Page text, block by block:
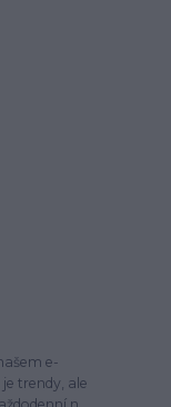
e-
trendy, ale